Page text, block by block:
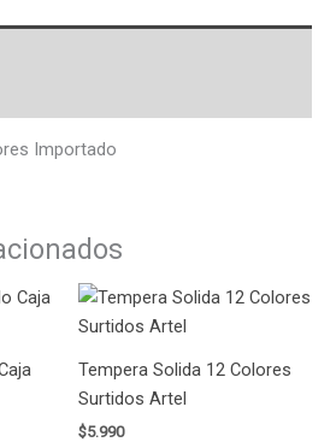
Importado
Tempera Solida 12 Colores
Surtidos Artel
$5.990